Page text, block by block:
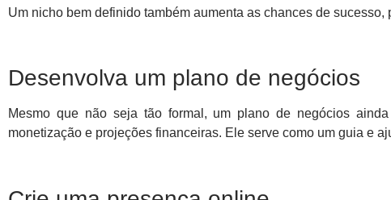
Um nicho bem definido também aumenta as chances de
Desenvolva um plano de negócios
Mesmo que não seja tão formal, um plano de negócios
monetização e projeções financeiras. Ele serve como um guia e